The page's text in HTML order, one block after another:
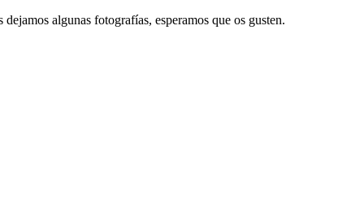
dejamos algunas fotografías, esperamos que os gusten.